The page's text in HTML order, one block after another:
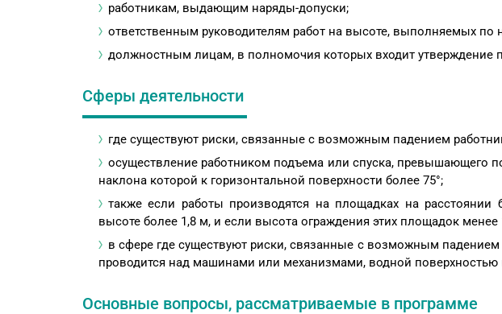
работникам, выдающим наряды-допуски;
ответственным руководителям работ на высоте, выполняемых по
должностным лицам, в полномочия которых входит утверждение
Сферы деятельности
где существуют риски, связанные с возможным падением
осуществление работником подъема или спуска, превышающего
наклона которой к горизонтальной поверхности более 75°;
также если работы производятся на площадках на
высоте более 1,8 м, и если высота ограждения этих площадок менее
в сфере где существуют риски, связанные с возможным
проводится над машинами или механизмами, водной
Основные вопросы, рассматриваемые в программе